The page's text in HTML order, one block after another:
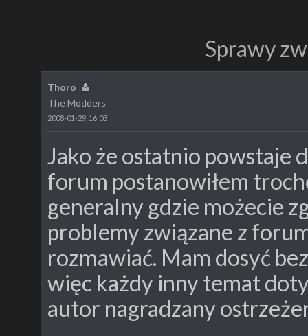
Sprawy
Thoro
The Modders
2008-01-29, 16:03
Jako że ostatnio powstaje
forum postanowiłem
generalny gdzie możecie
problemy związane z
rozmawiać. Mam dosyć
więc każdy inny temat
autor nagradzany